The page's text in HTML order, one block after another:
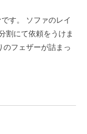
す。 ソファのレイ
割にて依頼をうけま
のフェザーが詰まっ